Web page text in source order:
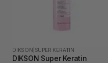
DIKSON SUPER KERATIN
DIKSON Super Keratin